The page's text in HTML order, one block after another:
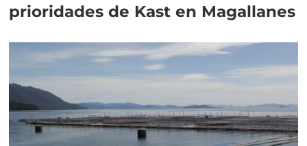
prioridades de Kast en Magallanes